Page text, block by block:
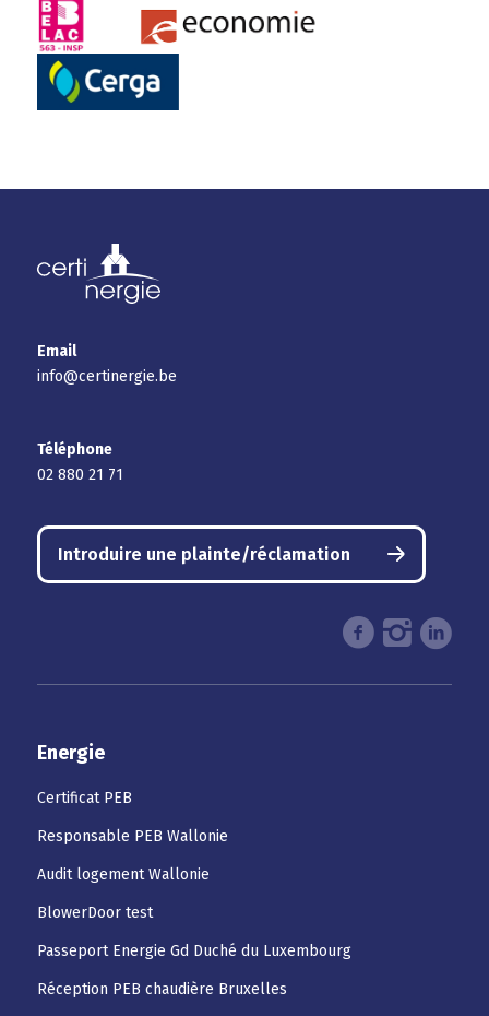
Email
info@certinergie.be
Téléphone
02 880 21 71
Introduire une plainte/réclamation
Energie
Certificat PEB
Responsable PEB Wallonie
Audit logement Wallonie
BlowerDoor test
Passeport Energie Gd Duché du Luxembourg
Réception PEB chaudière Bruxelles